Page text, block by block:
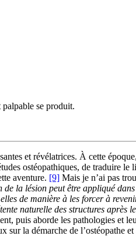
se produit.
et révélatrices. À cette
ostéopathiques, de traduire le
aventure. [9] Mais je n’ai pas
de la lésion peut être appliqué
de manière à les forcer à
naturelle des structures après
puis aborde les pathologies et
sur la démarche de l’ostéopathe